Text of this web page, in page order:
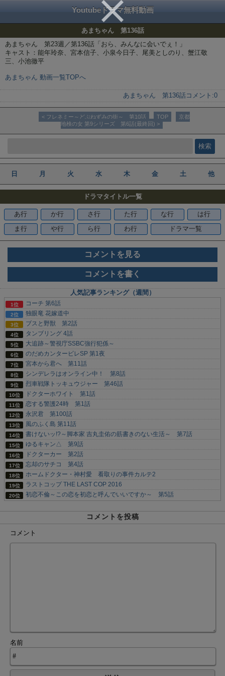
Youtubeドラマ無料動画
あまちゃん 第136話
あまちゃん 第23週／第136話「おら、みんなに会いでぇ！」
キャスト：能年玲奈、宮本信子、小泉今日子、尾美としのり、蟹江敬
三、小池徹平
あまちゃん 動画一覧TOPへ
あまちゃん 第136話 コメント:0
< フレネミー～どぶねずみの街～ 第10話 TOP
京都
地検の女 第9シリーズ 第6話(最終回) >
日 月 火 水 木 金 土 他
ドラマタイトル一覧
あ行 か行 さ行 た行 な行
は行
ま行
や行 ら行 わ行 ドラマ一覧
コメントを見る
コメントを書く
人気記事ランキング（週間）
コーチ 第6話
独眼竜 花嫁道中
ブスと野獣 第2話
タンブリング 4話
大追跡～警視庁SSBC強行犯係～
のだめカンタービレSP 第1夜
宮本から君へ 第11話
シンデレラはオンライン中！ 第8話
烈車戦隊トッキュウジャー 第46話
ドクターホワイト 第1話
恋する警護24時 第1話
永沢君 第100話
風のふく島 第11話
書けないッ!?～脚本家 吉丸圭佑の筋書きのない生活～ 第7話
ゆるキャン△ 第9話
ドクターカー 第2話
忘却のサチコ 第4話
ホームドクター・神村愛 看取りの事件カルテ2
ラストコップ THE LAST COP 2016
初恋不倫～この恋を初恋と呼んでいいですか～ 第5話
コメントを投稿
コメント
名前